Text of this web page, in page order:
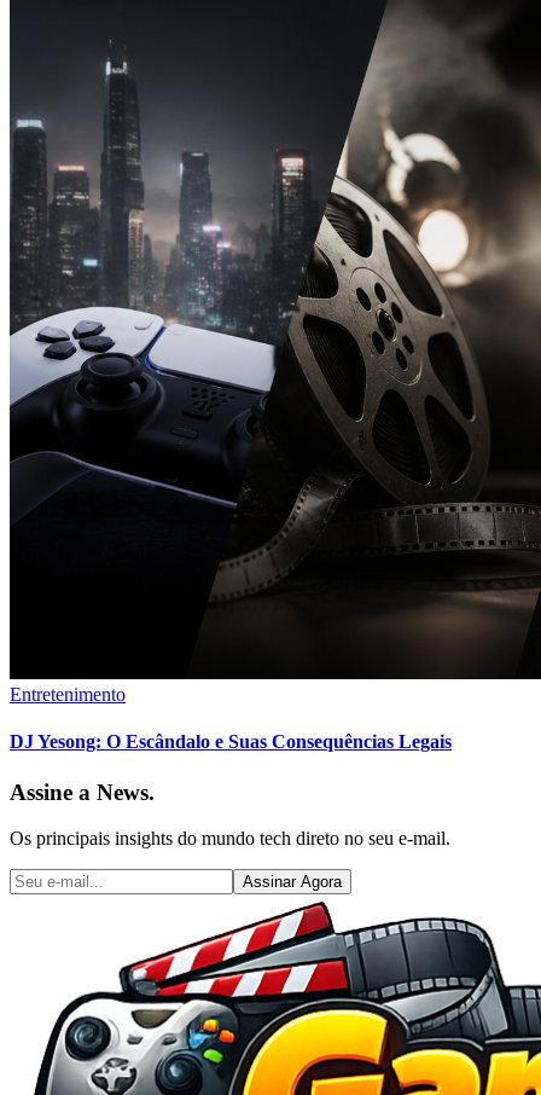
Entretenimento
DJ Yesong: O Escândalo e Suas Consequências Legais
Assine a News.
Os principais insights do mundo tech direto no seu e-mail.
Assinar Agora